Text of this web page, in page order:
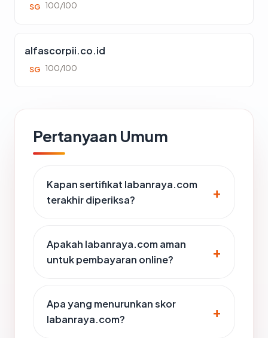
SG 100/100
alfascorpii.co.id
SG 100/100
Pertanyaan Umum
Kapan sertifikat labanraya.com
terakhir diperiksa?
Apakah labanraya.com aman
untuk pembayaran online?
Apa yang menurunkan skor
labanraya.com?